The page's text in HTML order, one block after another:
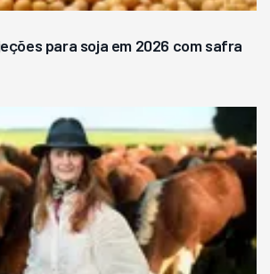
para soja em 2026 com safra